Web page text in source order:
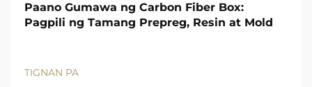
Paano Gumawa ng Carbon Fiber Box:
Pagpili ng Tamang Prepreg, Resin at Mold
TIGNAN PA